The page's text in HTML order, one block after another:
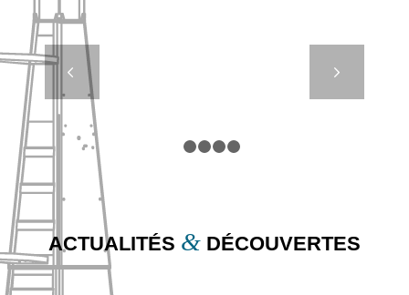
ACTUALITÉS &DÉCOUVERTES